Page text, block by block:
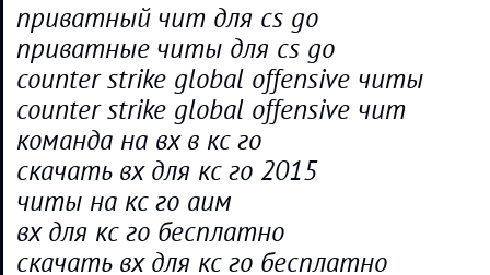
приватный чит для cs go
приватные читы для cs go
counter strike global offensive читы
counter strike global offensive чит
команда на вх в кс го
скачать вх для кс го 2015
читы на кс го аим
вх для кс го бесплатно
скачать вх для кс го бесплатно